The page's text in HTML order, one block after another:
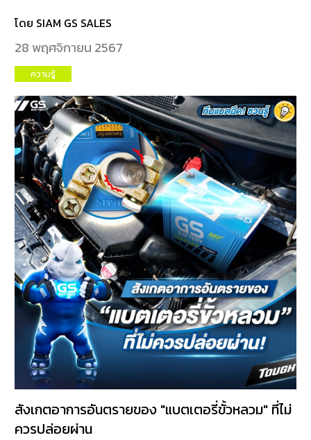
โดย SIAM GS SALES
28 พฤศจิกายน 2567
ความรู้
สังเกตอาการอันตรายของ "แบตเตอรี่ขั้วหลวม" ที่ไม่
ควรปล่อยผ่าน